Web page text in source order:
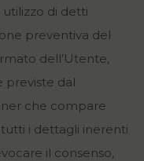
utilizzo di detti
preventiva del
dell’Utente,
previste dal
che compare
tutti i dettagli inerenti
il consenso,